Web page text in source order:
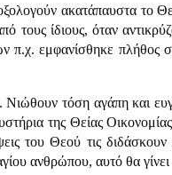
ακατάπαυστα το
τους ίδιους, όταν
π.χ. εμφανίσθηκε πλήθος
Νιώθουν τόση αγάπη και
της Θείας
του Θεού τις διδάσκουν
ανθρώπου, αυτό θα γίνει